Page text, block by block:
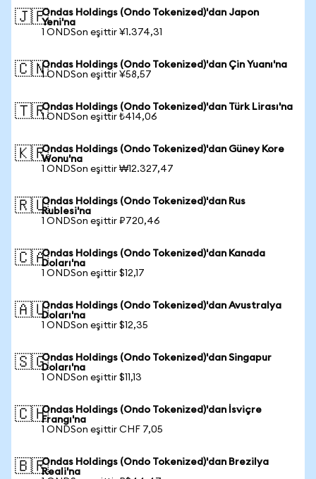
🇯🇵Ondas Holdings (Ondo Tokenized)'dan Japon
Yeni'na
1 ONDSon eşittir ¥1.374,31
🇨🇳Ondas Holdings (Ondo Tokenized)'dan Çin Yuanı'na
1 ONDSon eşittir ¥58,57
🇹🇷Ondas Holdings (Ondo Tokenized)'dan Türk Lirası'na
1 ONDSon eşittir ₺414,06
🇰🇷Ondas Holdings (Ondo Tokenized)'dan Güney Kore
Wonu'na
1 ONDSon eşittir ₩12.327,47
🇷🇺Ondas Holdings (Ondo Tokenized)'dan Rus
Rublesi'na
1 ONDSon eşittir ₽720,46
🇨🇦Ondas Holdings (Ondo Tokenized)'dan Kanada
Doları'na
1 ONDSon eşittir $12,17
🇦🇺Ondas Holdings (Ondo Tokenized)'dan Avustralya
Doları'na
1 ONDSon eşittir $12,35
🇸🇬Ondas Holdings (Ondo Tokenized)'dan Singapur
Doları'na
1 ONDSon eşittir $11,13
🇨🇭Ondas Holdings (Ondo Tokenized)'dan İsviçre
Frangı'na
1 ONDSon eşittir CHF 7,05
🇧🇷Ondas Holdings (Ondo Tokenized)'dan Brezilya
Reali'na